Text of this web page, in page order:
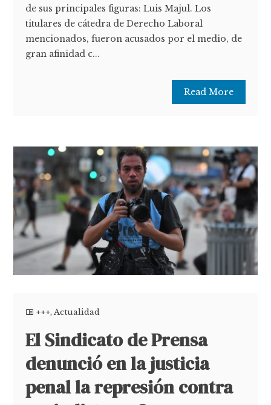
de sus principales figuras: Luis Majul. Los
titulares de cátedra de Derecho Laboral
mencionados, fueron acusados por el medio, de
gran afinidad c...
Read More
+++,Actualidad
El Sindicato de Prensa
denunció en la justicia
penal la represión contra